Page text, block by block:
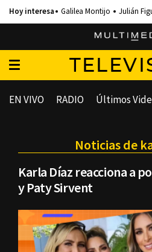
Galilea Montijo Julián
EN VIVO RADIO Últimos
Noticias de
Karla Díaz reacciona a
y Paty Sirvent